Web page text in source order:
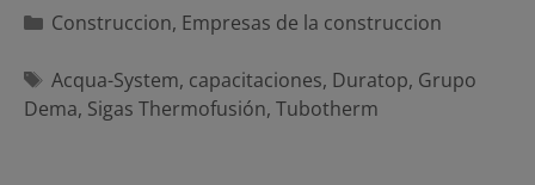
Categorías
Construccion, Empresas de la construccion
Etiquetas
Acqua-System, capacitaciones, Duratop, Grupo
Dema, Sigas Thermofusión, Tubotherm